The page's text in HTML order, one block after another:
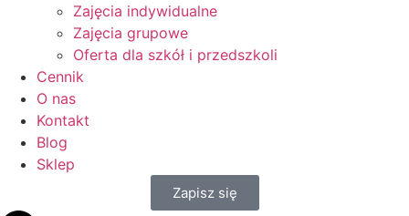
Zajęcia indywidualne
Zajęcia grupowe
Oferta dla szkół i przedszkoli
Cennik
O nas
Kontakt
Blog
Sklep
Zapisz się